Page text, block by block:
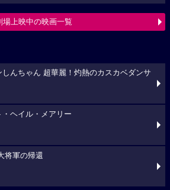
場上映中の映画一覧
しんちゃん 超華麗！灼熱のカスカベダンサ
・ヘイル・メアリー
将軍の帰還